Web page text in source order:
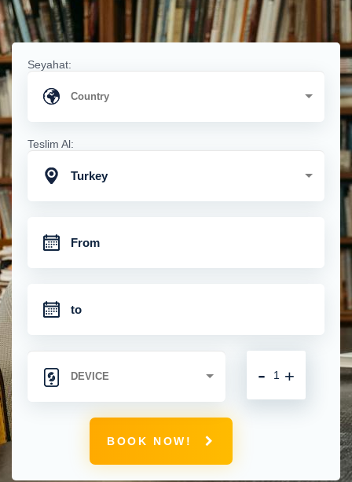
Seyahat:
Teslim Al:
Turkey
+
-
BOOK NOW!